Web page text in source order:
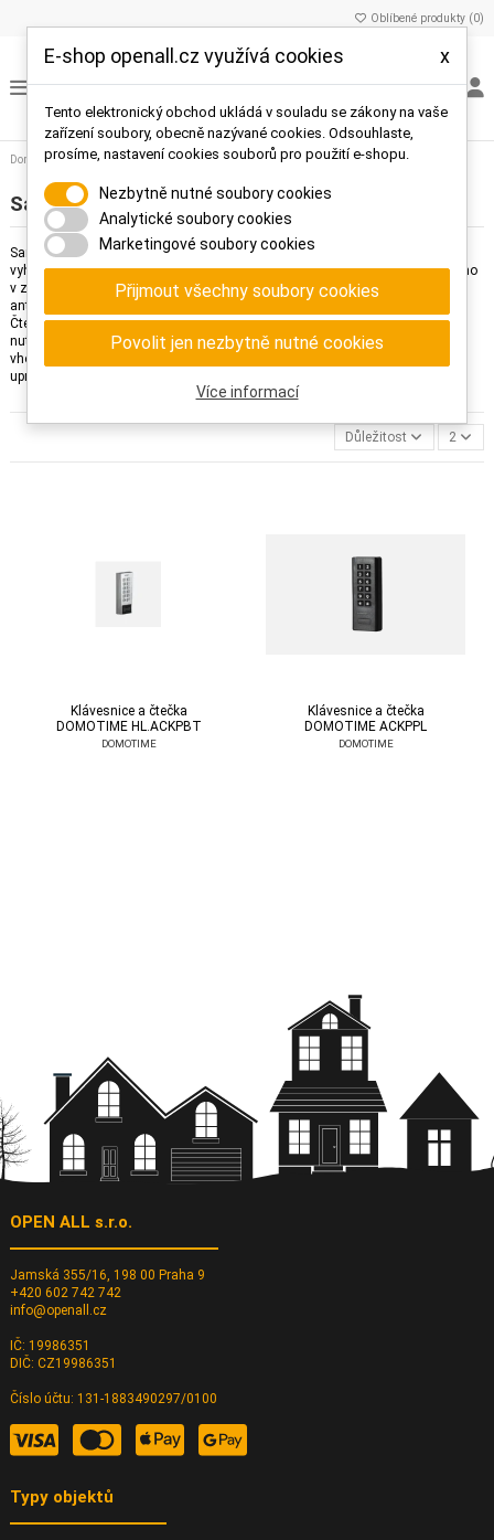
Oblíbené produkty (0)
Domů Přístupové systémy RFID Samostatné RFID čtečky (SA)
Samostatné RFID čtečky (SA)
Samostatné čtečky určené pro snímání karet/čipů, které nevyžadují žádnou
vyhodnocovací jednotku, k vyhodnocení a aktivačnímu impulsu dochází přímo
v zařízení. Čtecí vzdálenost činí ca. 6 cm. Možnost volby čtečky v provedení
anti-vandal. Technologie vhodná pro nižší počet uživatelů s nižší fluktuací.
Čtečky jsou ideální především pro ovládání dveří či pro chodce, u vozidel je
nutné zastavení a otevření okénka, ne vždy je v tomto případě možné čtečku
vhodně umístit - např. v případě 2 jízdních pruhů by čtečka měla být umístěna
uprostřed na ostrůvku.
Důležitost 2
Klávesnice a čtečka
DOMOTIME HL.ACKPBT
DOMOTIME
Klávesnice a čtečka
DOMOTIME ACKPPL
DOMOTIME
OPEN ALL s.r.o.
Jamská 355/16, 198 00 Praha 9
+420 602 742 742
info@openall.cz
IČ: 19986351
DIČ: CZ19986351
Číslo účtu: 131-1883490297/0100
Typy objektů
E-shop openall.cz využívá cookies x
Tento elektronický obchod ukládá v souladu se zákony na vaše
zařízení soubory, obecně nazývané cookies. Odsouhlaste,
prosíme, nastavení cookies souborů pro použití e-shopu.
Nezbytně nutné soubory cookies
Analytické soubory cookies
Marketingové soubory cookies
Přijmout všechny soubory cookies
Povolit jen nezbytně nutné cookies
Více informací